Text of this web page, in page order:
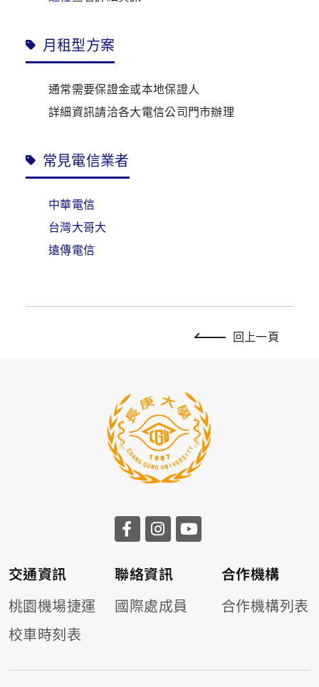
月租型方案
通常需要保證金或本地保證人
詳細資訊請洽各大電信公司門市辦理
常見電信業者
中華電信
台灣大哥大
遠傳電信
回上一頁
交通資訊
桃園機場捷運
校車時刻表
聯絡資訊
國際處成員
合作機構
合作機構列表